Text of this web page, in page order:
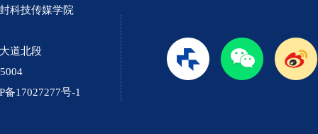
科技传媒学院
道北段
备17027277号-1